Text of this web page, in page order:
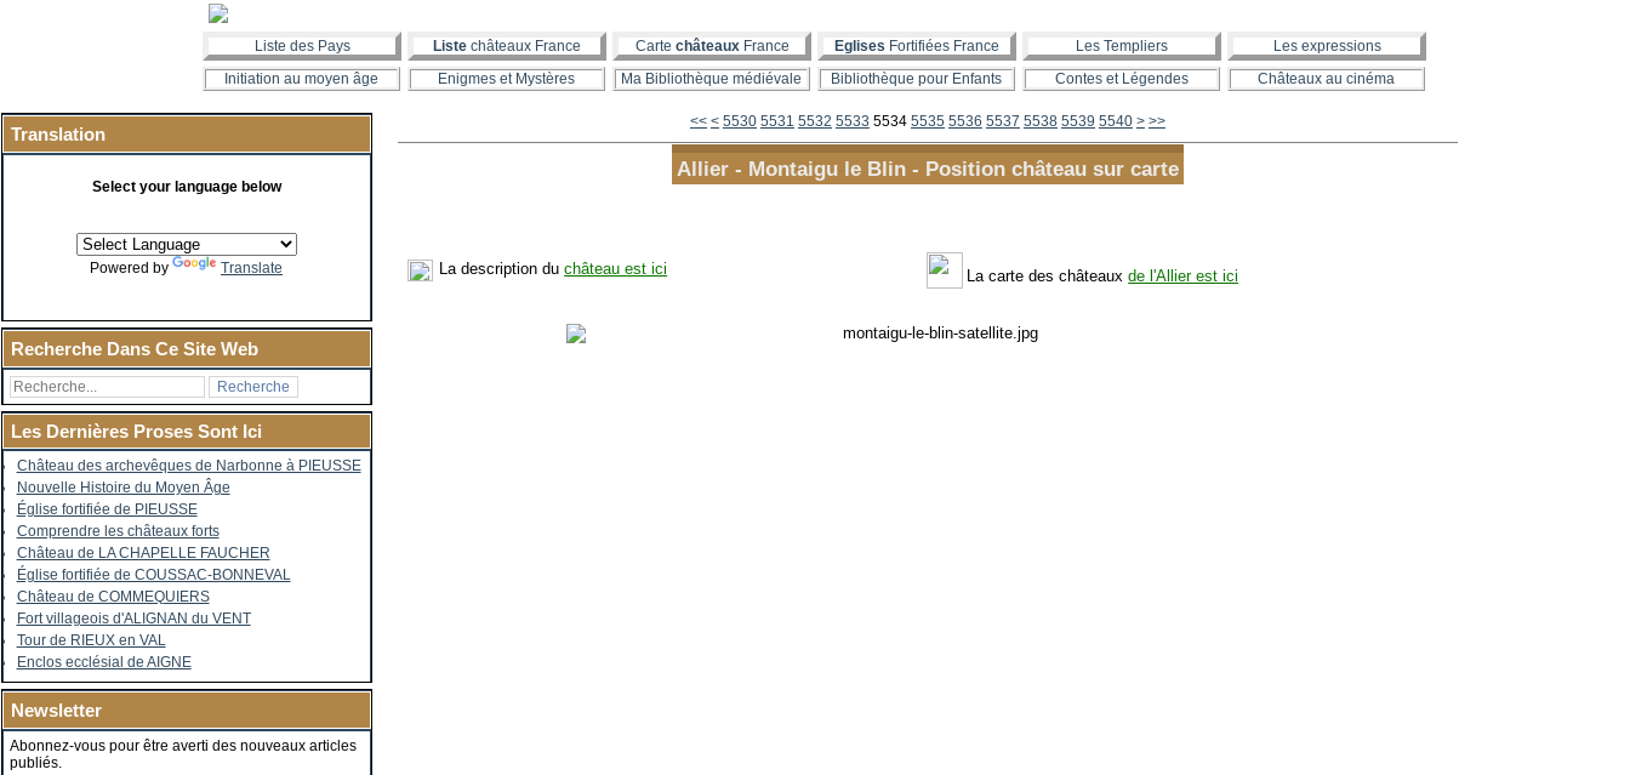
Liste des Pays Liste châteaux France Carte châteauxFrance Eglises Fortifiées France Les Templiers
Les expressions
Initiation au moyen âge
Enigmes et Mystères Ma Bibliothèque médiévale Bibliothèque pour Enfants Contes et Légendes Châteaux au cinéma
Translation
Select your language below
Powered by Translate
Recherche Dans Ce Site Web
Les Dernières Proses Sont Ici
Château des archevêques de Narbonne à PIEUSSE
Nouvelle Histoire du Moyen Âge
Église fortifiée de PIEUSSE
Comprendre les châteaux forts
Château de LA CHAPELLE FAUCHER
Église fortifiée de COUSSAC-BONNEVAL
Château de COMMEQUIERS
Fort villageois d'ALIGNAN du VENT
Tour de RIEUX en VAL
Enclos ecclésial de AIGNE
Newsletter
Abonnez-vous pour être averti des nouveaux articles
publiés.
<< < 5500
5510
5520
5530 5531 5532 5533 5534 5535 5536 5537 5538 5539 5540 5550
5560
5570
5580
5590
5600
> >>
Allier - Montaigu le Blin - Position château sur carte
La description duchâteau est ici La carte des châteauxde l'Allier est ici